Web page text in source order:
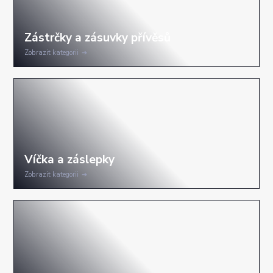
Zobrazit kategorii
Zobrazit kategorii